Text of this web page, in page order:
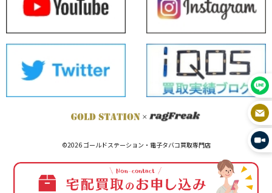
©2026 ゴールドステーション・電子タバコ買取専門店